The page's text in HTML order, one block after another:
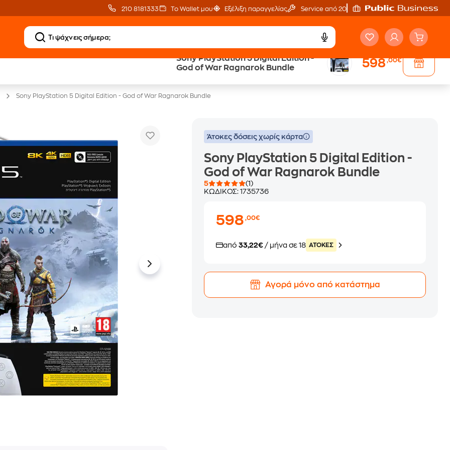
210 8181333 Το Wallet μου Εξέλιξη παραγγελίας Service από 20'
Sony PlayStation 5 Digital Edition -
God of War Ragnarok Bundle
598,00€
Δωρεάν BoxNow Άτοκες Δόσεις
Sony PlayStation 5 Digital Edition - God of War Ragnarok Bundle
Άτοκες δόσεις χωρίς κάρτα
Sony PlayStation 5 Digital Edition -
God of War Ragnarok Bundle
5
(1)
ΚΩΔΙΚΟΣ:1735736
598,00€
από33,22€ / μήνα σε 18 ATOKEΣ
Αγορά μόνο από κατάστημα